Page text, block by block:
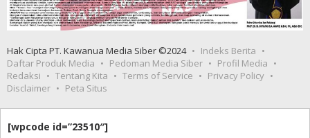
Hak Cipta PT. Kawanua Media Siber ©2024
Indeks Berita
Daftar Produk Media
Pedoman Media Siber
Profil Media
Redaksi
Tentang Kita Terms of Service
Privacy Policy
Disclaimer
Peta Situs
[wpcode id=”23510″]